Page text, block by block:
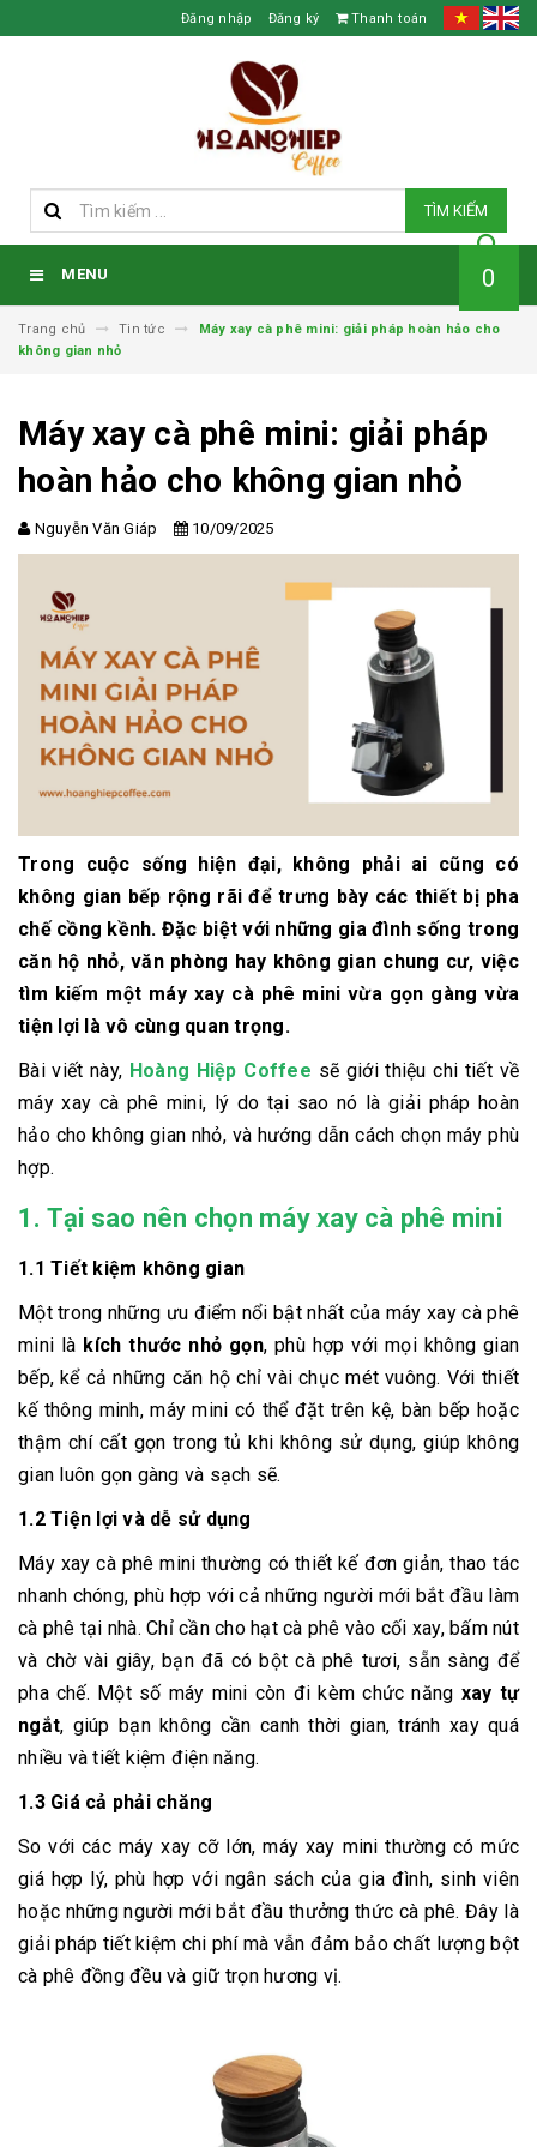
Đăng nhập Đăng ký Thanh toán
TÌM KIẾM
MENU 0
Trang chủ Tin tức
Máy xay cà phê mini: giải pháp hoàn hảo cho
không gian nhỏ
Máy xay cà phê mini: giải pháp
hoàn hảo cho không gian nhỏ
Nguyễn Văn Giáp 10/09/2025
Trong cuộc sống hiện đại, không phải ai cũng có
không gian bếp rộng rãi để trưng bày các thiết bị pha
chế cồng kềnh. Đặc biệt với những gia đình sống trong
căn hộ nhỏ, văn phòng hay không gian chung cư, việc
tìm kiếm một máy xay cà phê mini vừa gọn gàng vừa
tiện lợi là vô cùng quan trọng.
Bài viết này, Hoàng Hiệp Coffee sẽ giới thiệu chi tiết về
máy xay cà phê mini, lý do tại sao nó là giải pháp hoàn
hảo cho không gian nhỏ, và hướng dẫn cách chọn máy phù
hợp.
1. Tại sao nên chọn máy xay cà phê mini
1.1 Tiết kiệm không gian
Một trong những ưu điểm nổi bật nhất của máy xay cà phê
mini là kích thước nhỏ gọn, phù hợp với mọi không gian
bếp, kể cả những căn hộ chỉ vài chục mét vuông. Với thiết
kế thông minh, máy mini có thể đặt trên kệ, bàn bếp hoặc
thậm chí cất gọn trong tủ khi không sử dụng, giúp không
gian luôn gọn gàng và sạch sẽ.
1.2 Tiện lợi và dễ sử dụng
Máy xay cà phê mini thường có thiết kế đơn giản, thao tác
nhanh chóng, phù hợp với cả những người mới bắt đầu làm
cà phê tại nhà. Chỉ cần cho hạt cà phê vào cối xay, bấm nút
và chờ vài giây, bạn đã có bột cà phê tươi, sẵn sàng để
pha chế. Một số máy mini còn đi kèm chức năng xay tự
ngắt, giúp bạn không cần canh thời gian, tránh xay quá
nhiều và tiết kiệm điện năng.
1.3 Giá cả phải chăng
So với các máy xay cỡ lớn, máy xay mini thường có mức
giá hợp lý, phù hợp với ngân sách của gia đình, sinh viên
hoặc những người mới bắt đầu thưởng thức cà phê. Đây là
giải pháp tiết kiệm chi phí mà vẫn đảm bảo chất lượng bột
cà phê đồng đều và giữ trọn hương vị.